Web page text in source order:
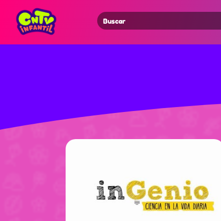
Search
for: